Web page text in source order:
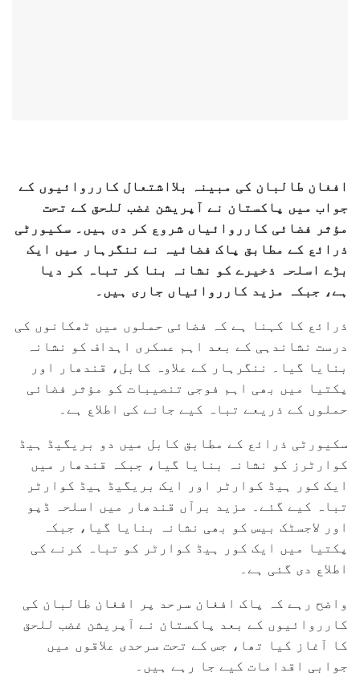
افغان طالبان کی مبینہ بلااشتعال کارروائیوں کے
جواب میں پاکستان نے آپریشن غضب للحق کے تحت
مؤثر فضائی کارروائیاں شروع کر دی ہیں۔ سکیورٹی
ذرائع کے مطابق پاک فضائیہ نے ننگرہار میں ایک
بڑے اسلحہ ذخیرے کو نشانہ بنا کر تباہ کر دیا
ہے، جبکہ مزید کارروائیاں جاری ہیں۔
ذرائع کا کہنا ہے کہ فضائی حملوں میں ٹھکانوں کی
درست نشاندہی کے بعد اہم عسکری اہداف کو نشانہ
بنایا گیا۔ ننگرہار کے علاوہ کابل، قندھار اور
پکتیا میں بھی اہم فوجی تنصیبات کو مؤثر فضائی
حملوں کے ذریعے تباہ کیے جانے کی اطلاع ہے۔
سکیورٹی ذرائع کے مطابق کابل میں دو بریگیڈ ہیڈ
کوارٹرز کو نشانہ بنایا گیا، جبکہ قندھار میں
ایک کور ہیڈ کوارٹر اور ایک بریگیڈ ہیڈ کوارٹر
تباہ کیے گئے۔ مزید برآں قندھار میں اسلحہ ڈپو
اور لاجسٹک بیس کو بھی نشانہ بنایا گیا، جبکہ
پکتیا میں ایک کور ہیڈ کوارٹر کو تباہ کرنے کی
اطلاع دی گئی ہے۔
واضح رہے کہ پاک افغان سرحد پر افغان طالبان کی
کارروائیوں کے بعد پاکستان نے آپریشن غضب للحق
کا آغاز کیا تھا، جس کے تحت سرحدی علاقوں میں
جوابی اقدامات کیے جا رہے ہیں۔